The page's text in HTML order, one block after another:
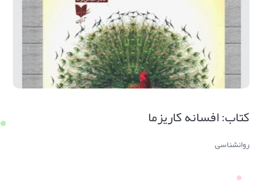
کتاب: افسانه کاریزما
روانشناسی